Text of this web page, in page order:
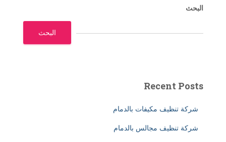
البحث
البحث
Recent Posts
شركة تنظيف مكيفات بالدمام
شركة تنظيف مجالس بالدمام